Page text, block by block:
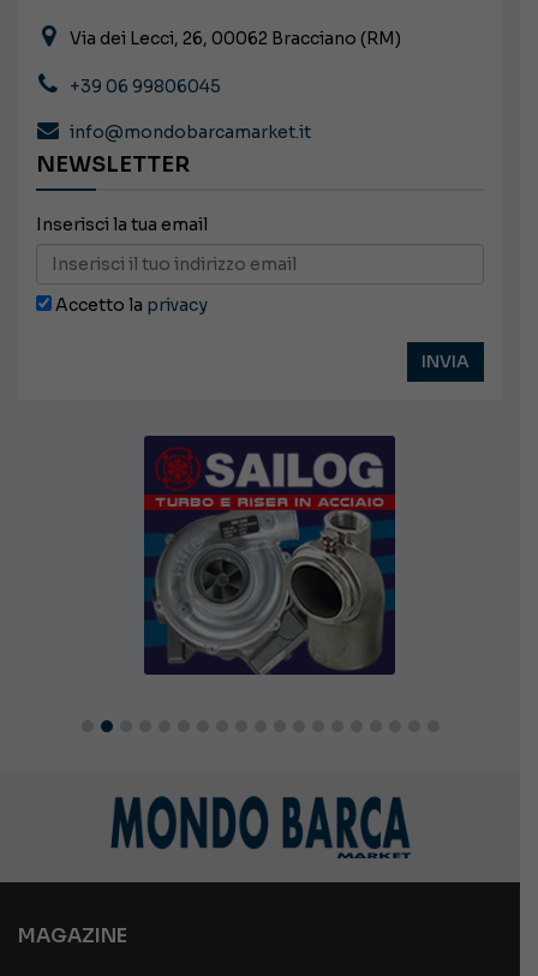
Via dei Lecci, 26, 00062 Bracciano (RM)
+39 06 99806045
info@mondobarcamarket.it
NEWSLETTER
Inserisci la tua email
Accetto la privacy
MAGAZINE